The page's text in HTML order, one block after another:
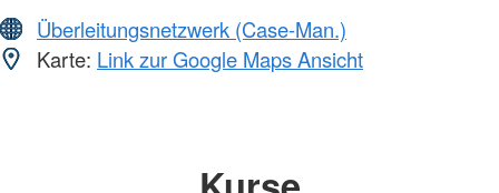
Überleitungsnetzwerk (Case-Man.)
Karte: Link zur Google Maps Ansicht